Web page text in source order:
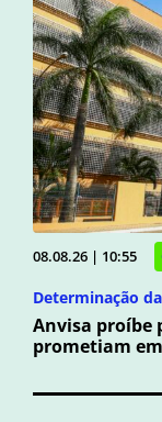
08.08.26 | 10:55
Determinação
Anvisa proíbe
prometiam